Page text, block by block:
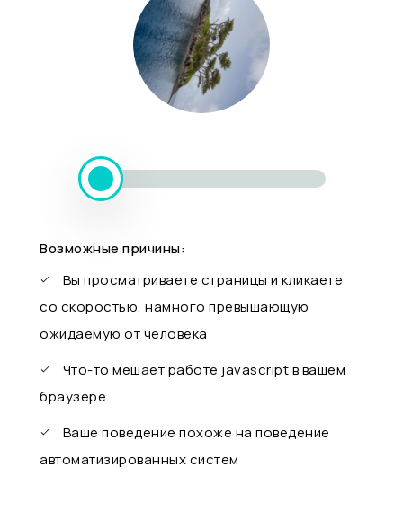
Возможные причины:
Вы просматриваете страницы и кликаете
со скоростью, намного превышающую
ожидаемую от человека
Что-то мешает работе javascript в вашем
браузере
Ваше поведение похоже на поведение
автоматизированных систем